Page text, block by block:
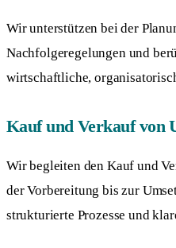
Wir unterstützen bei der
Nachfolgeregelungen und
wirtschaftliche,
Kauf und Verkauf von
Wir begleiten den Kauf und
der Vorbereitung bis zur
strukturierte Prozesse und